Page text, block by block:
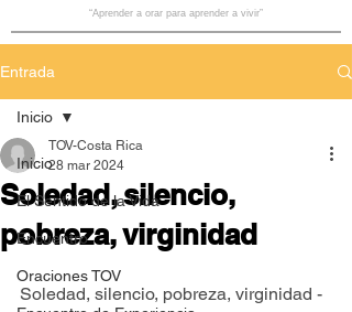
“Aprender a orar para aprender a vivir”
Entrada
Inicio
El Sentido de la Vida
Encuentro
Oraciones TOV
Inicio
Soledad, silencio,
pobreza, virginidad
TOV-Costa Rica
28 mar 2024
Soledad, silencio, pobreza, virginidad -